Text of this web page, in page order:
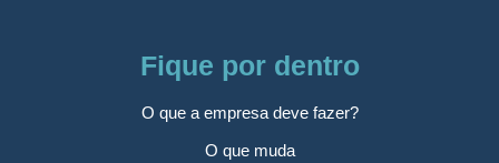
Fique por dentro
O que a empresa deve fazer?
O que muda